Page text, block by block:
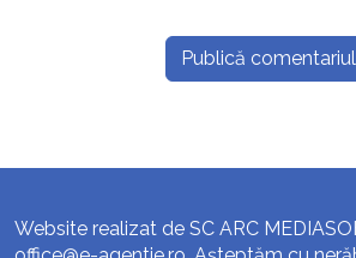
Website realizat de SC ARC